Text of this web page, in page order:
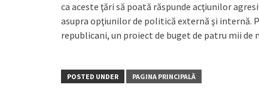
ca aceste ţări să poată răspunde ac­ţiu­nilor
asupra opţiunilor de politică externă şi internă.
republicani, un proiect de buget de patru mii de
POSTED UNDER PAGINA PRINCIPALĂ